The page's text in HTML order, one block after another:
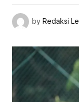
by Redaksi